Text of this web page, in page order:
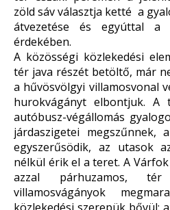
zöld sáv választja ketté a
átvezetése és egyúttal a
érdekében.
A közösségi közlekedési
tér java részét betöltő, már
a hűvösvölgyi villamosvonal
hurokvágányt elbontjuk. A
autóbusz-végállomás
járdaszigetei megszűnnek,
egyszerűsödik, az utasok
nélkül érik el a teret. A
azzal párhuzamos,
villamosvágányok